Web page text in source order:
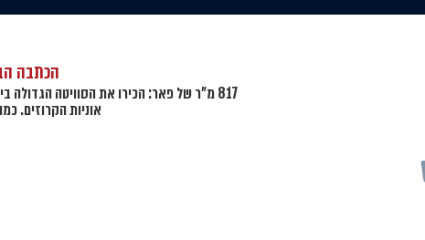
הכתבה
817 מ"ר של פאר: הכירו את הסוויטה הגדולה
אוניות הקרוזים.